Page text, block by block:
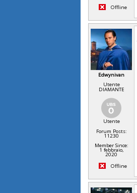
Offline
Edwynivan
Utente
DIAMANTE
Utente
Forum Posts:
11230
Member Since:
1 febbraio,
2020
Offline